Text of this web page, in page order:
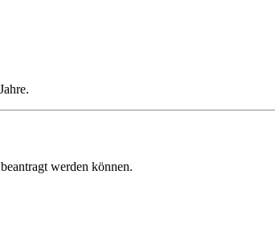
werden können.